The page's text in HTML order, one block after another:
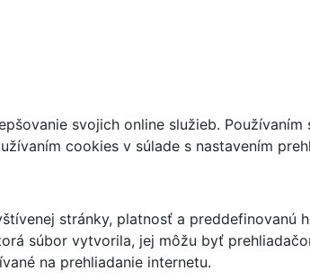
svojich online služieb.
cookies v súlade s nastavením
stránky, platnosť a preddefinovanú
súbor vytvorila, jej môžu byť
na prehliadanie internetu.